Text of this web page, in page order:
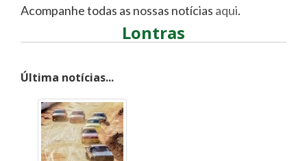
Acompanhe todas as nossas notícias aqui.
Lontras
Última notícias...